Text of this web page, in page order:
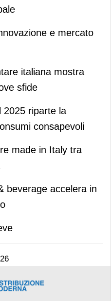
e mercato
italiana mostra
sfide
2025 riparte la
consapevoli
made in Italy tra
beverage accelera in